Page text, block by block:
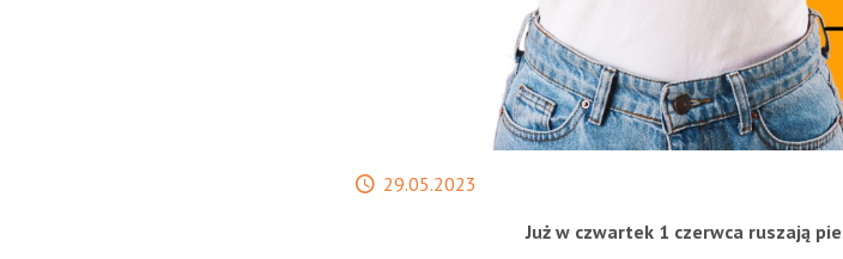
Data
29.05.2023
Już w czwartek 1 czerwca ruszają